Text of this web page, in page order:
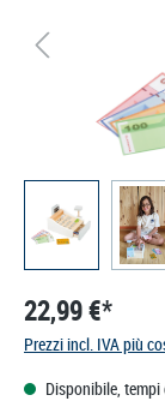
22,99 €*
Prezzi incl. IVA più
Disponibile,